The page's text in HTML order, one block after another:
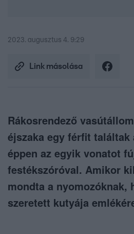
2023. augusztus 4. 9:29
Link másolása
Rákosrendező
éjszaka egy férfit
éppen az egyik vonatot
festékszóróval. Amikor
mondta a nyomozóknak,
szeretett kutyája